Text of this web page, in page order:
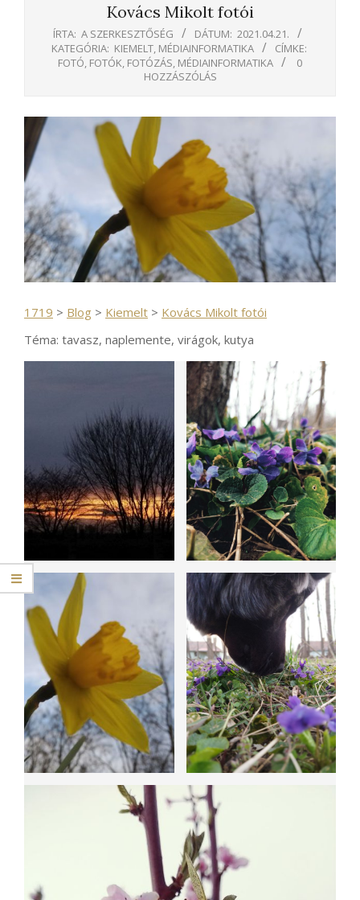
Kovács Mikolt fotói
ÍRTA: A SZERKESZTŐSÉG DÁTUM: 2021.04.21.
KATEGÓRIA: KIEMELT, MÉDIAINFORMATIKA
CÍMKE:
FOTÓ, FOTÓK, FOTÓZÁS, MÉDIAINFORMATIKA
0
HOZZÁSZÓLÁS
1719 > Blog > Kiemelt > Kovács Mikolt fotói
Téma: tavasz, naplemente, virágok, kutya